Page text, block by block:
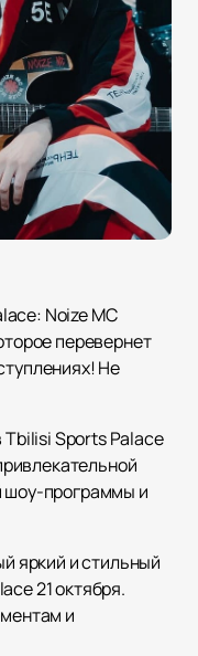
Noize MC
перевернет
Не
Sports Palace
шоу-программы и
яркий и стильный
21 октября.
и